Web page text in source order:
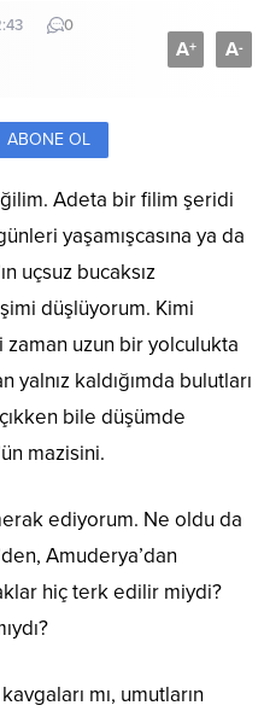
0
A+ A-
ABONE OL
Adeta bir filim şeridi
yaşamışcasına ya da
uçsuz bucaksız
düşlüyorum. Kimi
uzun bir yolculukta
kaldığımda bulutları
bile düşümde
mazisini.
ediyorum. Ne oldu da
Amuderya’dan
hiç terk edilir miydi?
mı, umutların